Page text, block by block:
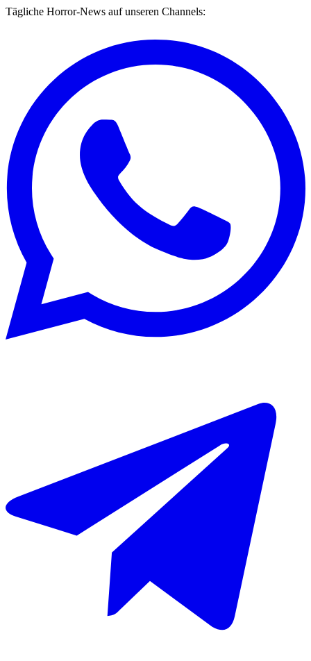
Tägliche Horror-News auf unseren Channels: